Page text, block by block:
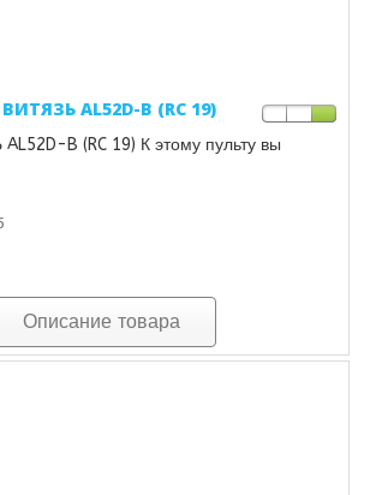
AL52D-B (RC 19)
B (RC 19) К этому пульту вы
Описание товара